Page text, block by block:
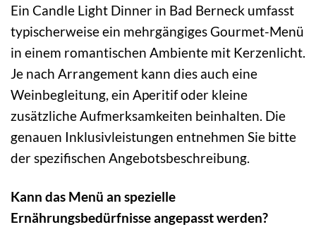
Ein Candle Light Dinner in Bad Berneck umfasst
typischerweise ein mehrgängiges Gourmet-Menü
in einem romantischen Ambiente mit Kerzenlicht.
Je nach Arrangement kann dies auch eine
Weinbegleitung, ein Aperitif oder kleine
zusätzliche Aufmerksamkeiten beinhalten. Die
genauen Inklusivleistungen entnehmen Sie bitte
der spezifischen Angebotsbeschreibung.
Kann das Menü an spezielle
Ernährungsbedürfnisse angepasst werden?